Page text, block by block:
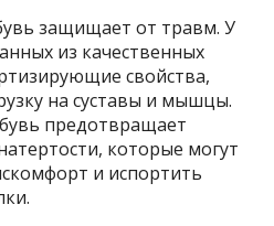
защищает от травм. У
из качественных
свойства,
на суставы и мышцы.
предотвращает
которые могут
и испортить